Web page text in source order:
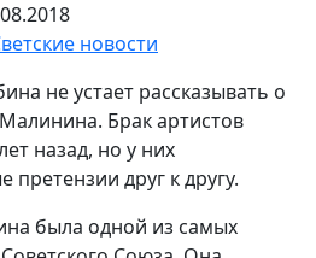
новости
не устает рассказывать о
Брак артистов
назад, но у них
друг к другу.
была одной из самых